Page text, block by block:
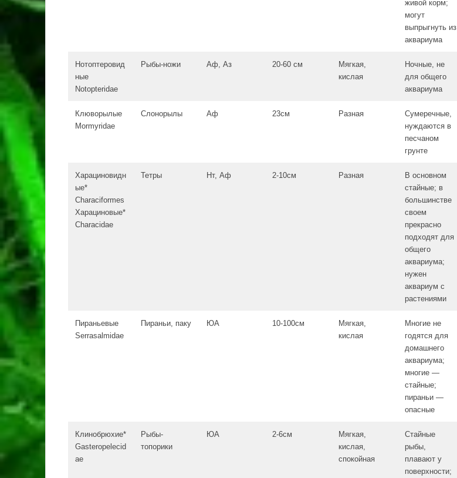
живой корм;
могут
выпрыгнуть из
аквариума
Нотоптеровид
ные
Notopteridae
Рыбы-ножи Аф, Аз 20-60 см
Мягкая,
кислая
Ночные, не
для общего
аквариума
Клюворылые
Mormyridae
Слонорылы Аф 23см Разная
Сумеречные,
нуждаются в
песчаном
грунте
Харациновидн
ые*
Characiformes
Харациновые*
Characidae
Тетры Нт, Аф 2-10см Разная
В основном
стайные; в
большинстве
своем
прекрасно
подходят для
общего
аквариума;
нужен
аквариум с
растениями
Пираньевые
Serrasalmidae
Пираньи, паку ЮА 10-100см
Мягкая,
кислая
Многие не
годятся для
домашнего
аквариума;
многие —
стайные;
пираньи —
опасные
Клинобрюхие*
Gasteropelecid
ae
Рыбы-
топорики
ЮА 2-6см
Мягкая,
кислая,
спокойная
Стайные
рыбы,
плавают у
поверхности;